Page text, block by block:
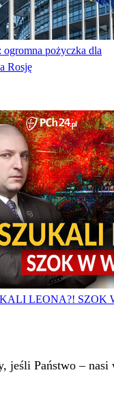
pożyczka dla
Rosję
LEONA?! SZOK
Państwo –